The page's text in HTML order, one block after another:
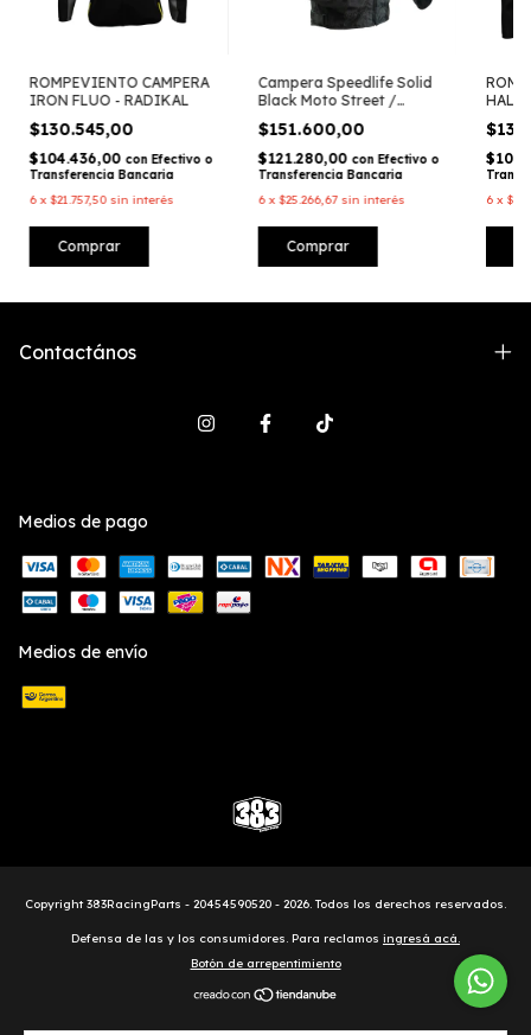
ROMPEVIENTO CAMPERA
IRON FLUO - RADIKAL
$130.545,00
$104.436,00 con Efectivo o
Transferencia Bancaria
6 x$21.757,50 sin interés
Comprar
Campera Speedlife Solid
Black Moto Street /
Urbano – Radikal Racing
$151.600,00
$121.280,00 con Efectivo o
Transferencia Bancaria
6 x$25.266,67 sin interés
Comprar
HALO
6 x
Contactános
Medios de pago
Medios de envío
Copyright 383RacingParts - 20454590520 - 2026. Todos los derechos reservados.
Defensa de las y los consumidores. Para reclamos ingresá acá.
Botón de arrepentimiento